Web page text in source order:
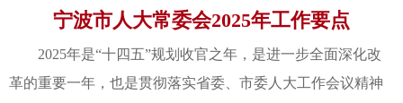
宁波市人大常委会2025年工作要点
2025年是“十四五”规划收官之年，是进一步全面深化改
革的重要一年，也是贯彻落实省委、市委人大工作会议精神